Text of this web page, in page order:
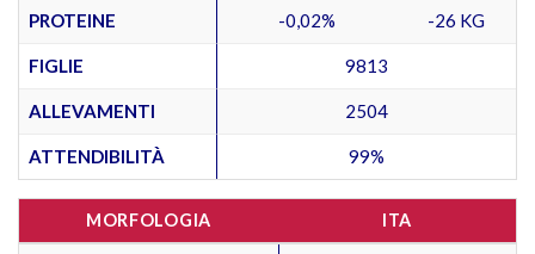
PROTEINE -0,02% -26 KG
FIGLIE 9813
ALLEVAMENTI 2504
ATTENDIBILITÀ 99%
MORFOLOGIA ITA